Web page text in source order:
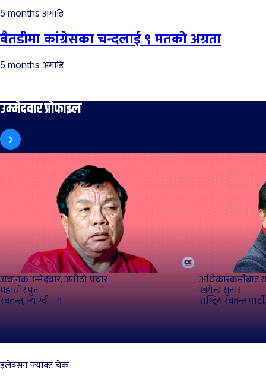
5 months अगाडि
बैतडीमा कांग्रेसका चन्दलाई ९ मतको अग्रता
5 months अगाडि
उम्मेदवार प्रोफाइल
अचानक उम्मेदवार, अनौठो प्रचार
महावीर पुन
स्वतन्त्र, म्याग्दी - १
अधिकारकर्मीबाट
खगेन्द्र सुनार
राष्ट्रिय स्वतन्त्र
इलेक्सन फ्याक्ट चेक